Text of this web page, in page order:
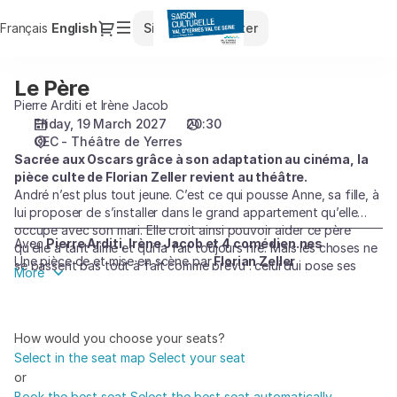
Français Current
English Dialog
Sign in Register
selection
Théâtre
de
Yerres
19.03.2027
20:30
Père]
du
Val
d'Yerres
Le
Père
Le Père
Pierre Arditi et Irène Jacob
Friday, 19 March 2027
20:30
CEC - Théâtre de Yerres
Sacrée aux Oscars grâce à son adaptation au cinéma, la
pièce culte de Florian Zeller revient au théâtre.
André n’est plus tout jeune. C’est ce qui pousse Anne, sa fille, à
lui proposer de s’installer dans le grand appartement qu’elle
occupe avec son mari. Elle croit ainsi pouvoir aider ce père
qu’elle a tant aimé et qui la fait toujours rire. Mais les choses ne
se passent pas tout à fait comme prévu : celui qui pose ses
jour, l’enfant de nos enfants.
AvecPierre Arditi, Irène Jacob et 4 comédien.nes
Une pièce de et mise en scène parFlorian Zeller
More
How would you choose your seats?
Select in the seat map Select your seat
or